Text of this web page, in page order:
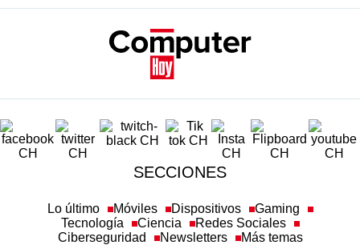
SECCIONES
Lo último Móviles Dispositivos
Gaming
Tecnología
Ciencia
Redes Sociales
Ciberseguridad
Newsletters Más temas